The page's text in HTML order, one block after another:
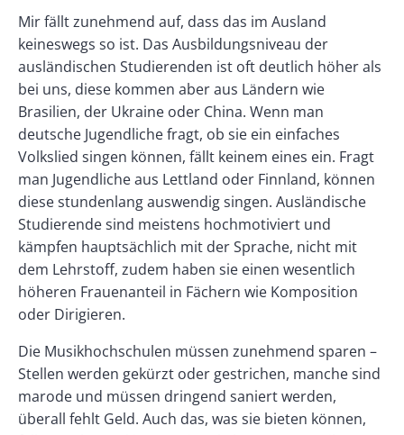
Mir fällt zunehmend auf, dass das im Ausland
keineswegs so ist. Das Ausbildungsniveau der
ausländischen Studierenden ist oft deutlich höher als
bei uns, diese kommen aber aus Ländern wie
Brasilien, der Ukraine oder China. Wenn man
deutsche Jugendliche fragt, ob sie ein einfaches
Volkslied singen können, fällt keinem eines ein. Fragt
man Jugendliche aus Lettland oder Finnland, können
diese stundenlang auswendig singen. Ausländische
Studierende sind meistens hochmotiviert und
kämpfen hauptsächlich mit der Sprache, nicht mit
dem Lehrstoff, zudem haben sie einen wesentlich
höheren Frauenanteil in Fächern wie Komposition
oder Dirigieren.
Die Musikhochschulen müssen zunehmend sparen –
Stellen werden gekürzt oder gestrichen, manche sind
marode und müssen dringend saniert werden,
überall fehlt Geld. Auch das, was sie bieten können,